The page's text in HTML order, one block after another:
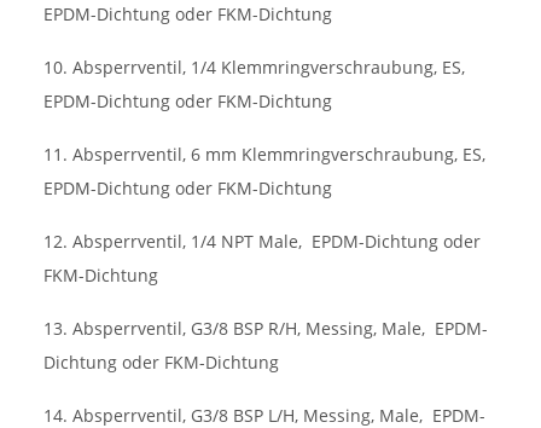
EPDM-Dichtung oder FKM-Dichtung
10. Absperrventil, 1/4 Klemmringverschraubung, ES,
EPDM-Dichtung oder FKM-Dichtung
11. Absperrventil, 6 mm Klemmringverschraubung, ES,
EPDM-Dichtung oder FKM-Dichtung
12. Absperrventil, 1/4 NPT Male, EPDM-Dichtung oder
FKM-Dichtung
13. Absperrventil, G3/8 BSP R/H, Messing, Male, EPDM-
Dichtung oder FKM-Dichtung
14. Absperrventil, G3/8 BSP L/H, Messing, Male, EPDM-